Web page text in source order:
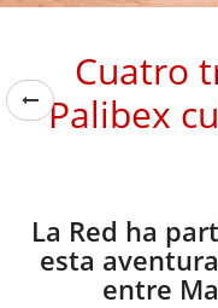
Cuatro
Palibex
La Red ha
esta
entre